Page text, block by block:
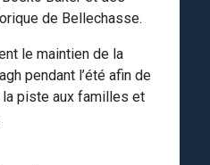
de Bellechasse.
le maintien de la
pendant l’été afin de
piste aux familles et